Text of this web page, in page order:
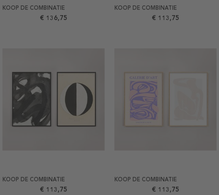
KOOP DE COMBINATIE
€ 136,75
KOOP DE COMBINATIE
€ 113,75
KOOP DE COMBINATIE
€ 113,75
KOOP DE COMBINATIE
€ 113,75